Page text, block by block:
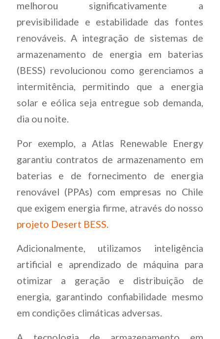
melhorou significativamente a
previsibilidade e estabilidade das fontes
renováveis. A integração de sistemas de
armazenamento de energia em baterias
(BESS) revolucionou como gerenciamos a
intermitência, permitindo que a energia
solar e eólica seja entregue sob demanda,
dia ou noite.
Por exemplo, a Atlas Renewable Energy
garantiu contratos de armazenamento em
baterias e de fornecimento de energia
renovável (PPAs) com empresas no Chile
que exigem energia firme, através do nosso
projeto Desert BESS.
Adicionalmente, utilizamos inteligência
artificial e aprendizado de máquina para
otimizar a geração e distribuição de
energia, garantindo confiabilidade mesmo
em condições climáticas adversas.